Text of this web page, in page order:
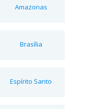
Amazonas
Brasília
Espírito Santo